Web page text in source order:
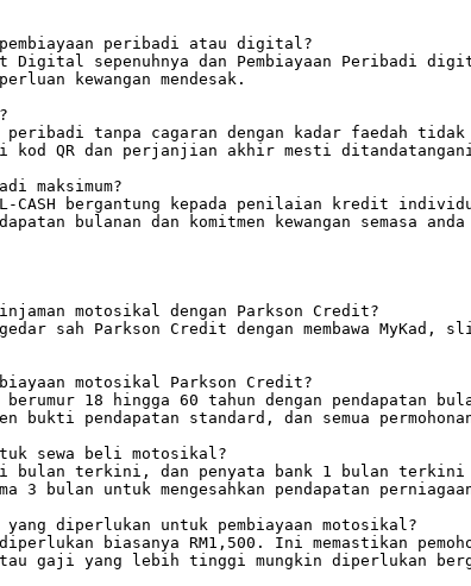
pembiayaan peribadi atau digital?
Digital sepenuhnya dan Pembiayaan Peribadi
kewangan mendesak.
peribadi tanpa cagaran dengan kadar faedah
kod QR dan perjanjian akhir mesti
maksimum?
CASH bergantung kepada penilaian kredit
bulanan dan komitmen kewangan semasa
motosikal dengan Parkson Credit?
sah Parkson Credit dengan membawa
motosikal Parkson Credit?
berumur 18 hingga 60 tahun dengan
bukti pendapatan standard, dan semua
sewa beli motosikal?
terkini, dan penyata bank 1 bulan terkini
3 bulan untuk mengesahkan pendapatan
yang diperlukan untuk pembiayaan motosikal?
biasanya RM1,500. Ini memastikan
atau gaji yang lebih tinggi mungkin diperlukan